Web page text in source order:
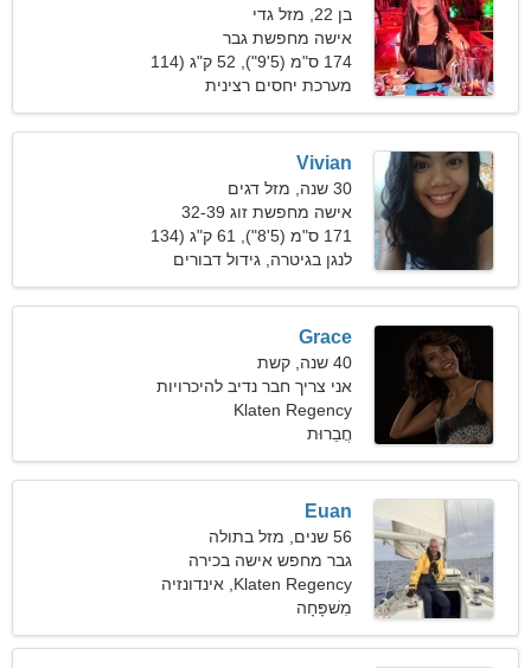
בן 22, מזל גדי
אישה מחפשת גבר
174 ס"מ (5'9"), 52 ק"ג (114
פאונד)
מערכת יחסים רצינית
Vivian
30 שנה, מזל דגים
אישה מחפשת זוג 32-39
171 ס"מ (5'8"), 61 ק"ג (134
פאונד)
לנגן בגיטרה, גידול דבורים
Grace
40 שנה, קשת
אני צריך חבר נדיב להיכרויות
Klaten Regency
חֲבֵרוּת
Euan
56 שנים, מזל בתולה
גבר מחפש אישה בכירה
Klaten Regency, אינדונזיה
מִשׁפָּחָה